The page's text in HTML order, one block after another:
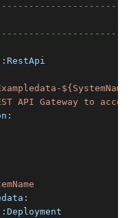
API Gateway to